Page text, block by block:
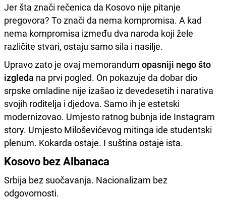
Jer šta znači rečenica da Kosovo nije pitanje
pregovora? To znači da nema kompromisa. A kad
nema kompromisa između dva naroda koji žele
različite stvari, ostaju samo sila i nasilje.
Upravo zato je ovaj memorandum opasniji nego što
izgleda na prvi pogled. On pokazuje da dobar dio
srpske omladine nije izašao iz devedesetih i narativa
svojih roditelja i djedova. Samo ih je estetski
modernizovao. Umjesto ratnog bubnja ide Instagram
story. Umjesto Miloševićevog mitinga ide studentski
plenum. Kokarda ostaje. I suština ostaje ista.
Kosovo bez Albanaca
Srbija bez suočavanja. Nacionalizam bez
odgovornosti.